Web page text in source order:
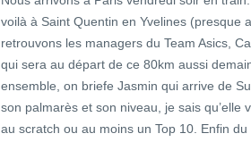
voilà à Saint Quentin en Yvelines (presque
retrouvons les managers du Team Asics,
qui sera au départ de ce 80km aussi
ensemble, on briefe Jasmin qui arrive de
son palmarès et son niveau, je sais qu’elle
au scratch ou au moins un Top 10. Enfin